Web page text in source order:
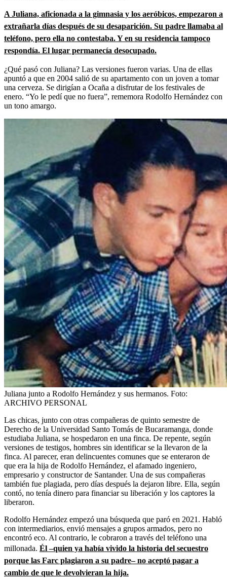
A Juliana, aficionada a la gimnasia y los aeróbicos, empezaron a
extrañarla días después de su desaparición. Su padre llamaba al
teléfono, pero ella no contestaba. Y en su residencia tampoco
respondía. El lugar permanecía desocupado.
¿Qué pasó con Juliana? Las versiones fueron varias. Una de ellas
apuntó a que en 2004 salió de su apartamento con un joven a tomar
una cerveza. Se dirigían a Ocaña a disfrutar de los festivales de
enero. “Yo le pedí que no fuera”, rememora Rodolfo Hernández con
un tono amargo.
Juliana junto a Rodolfo Hernández y sus hermanos. Foto:
ARCHIVO PERSONAL
Las chicas, junto con otras compañeras de quinto semestre de
Derecho de la Universidad Santo Tomás de Bucaramanga, donde
estudiaba Juliana, se hospedaron en una finca. De repente, según
versiones de testigos, hombres sin identificar se la llevaron de la
finca. Al parecer, eran delincuentes comunes que se enteraron de
que era la hija de Rodolfo Hernández, el afamado ingeniero,
empresario y constructor de Santander. Una de sus compañeras
también fue plagiada, pero días después la dejaron libre. Ella, según
contó, no tenía dinero para financiar su liberación y los captores la
liberaron.
Rodolfo Hernández empezó una búsqueda que paró en 2021. Habló
con intermediarios, envió mensajes a grupos armados, pero no
encontró eco. Al contrario, le cobraron a través del teléfono una
millonada. Él –quien ya había vivido la historia del secuestro
porque las Farc plagiaron a su padre– no aceptó pagar a
cambio de que le devolvieran la hija.